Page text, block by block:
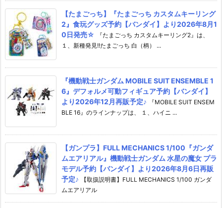
【たまごっち】『たまごっち カスタムキーリング
2』食玩グッズ予約【バンダイ】より2026年8月1
0日発売☆
『たまごっち カスタムキーリング2』は、
１、新種発見!!たまごっち 白（柄） ...
『機動戦士ガンダム MOBILE SUIT ENSEMBLE 1
6』デフォルメ可動フィギュア予約【バンダイ】
より2026年12月再販予定♪
『MOBILE SUIT ENSEM
BLE 16』のラインナップは、 １、ハイニ ...
【ガンプラ】FULL MECHANICS 1/100『ガンダ
ムエアリアル』機動戦士ガンダム 水星の魔女 プラ
モデル予約【バンダイ】より2026年8月6日再販
予定♪
【取扱説明書】FULL MECHANICS 1/100 ガンダ
ムエアリアル